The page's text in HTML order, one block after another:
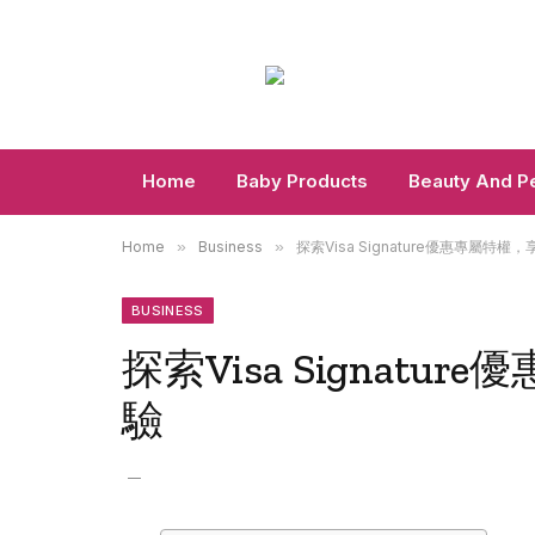
Home Baby Products Beauty And
Home » Business » 探索Visa Signature優惠專屬特權，
BUSINESS
探索Visa Signature優
驗